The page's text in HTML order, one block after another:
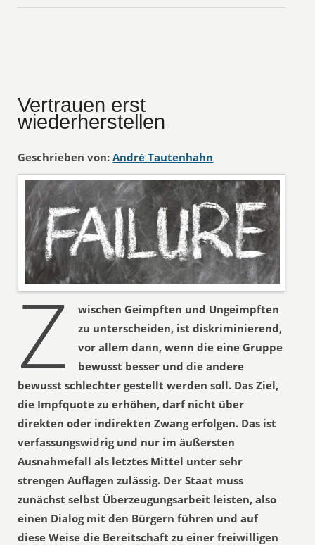
Vertrauen erst
wiederherstellen
Geschrieben von: André Tautenhahn
Z
wischen Geimpften und Ungeimpften
zu unterscheiden, ist diskriminierend,
vor allem dann, wenn die eine Gruppe
bewusst besser und die andere
bewusst schlechter gestellt werden soll. Das Ziel,
die Impfquote zu erhöhen, darf nicht über
direkten oder indirekten Zwang erfolgen. Das ist
verfassungswidrig und nur im äußersten
Ausnahmefall als letztes Mittel unter sehr
strengen Auflagen zulässig. Der Staat muss
zunächst selbst Überzeugungsarbeit leisten, also
einen Dialog mit den Bürgern führen und auf
diese Weise die Bereitschaft zu einer freiwilligen